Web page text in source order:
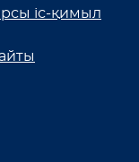
іс-қимыл